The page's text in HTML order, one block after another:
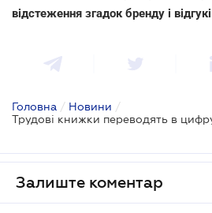
відстеження згадок бренду і
Головна / Новини /
Залиште коментар